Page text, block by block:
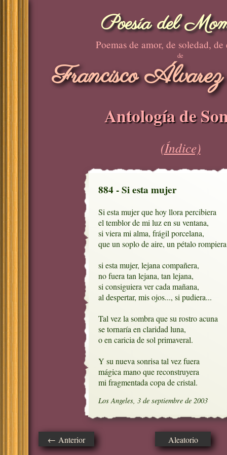
Poesía del
Poemas de amor, de soledad, de
de
Francisco
Antología de
(Índice)
884 - Si esta mujer
Si esta mujer que hoy llora percibiera
el temblor de mi luz en su ventana,
si viera mi alma, frágil porcelana,
que un soplo de aire, un pétalo
si esta mujer, lejana compañera,
no fuera tan lejana, tan lejana,
si consiguiera ver cada mañana,
al despertar, mis ojos..., si pudiera...
Tal vez la sombra que su rostro acuna
se tornaría en claridad luna,
o en caricia de sol primaveral.
Y su nueva sonrisa tal vez fuera
mágica mano que reconstruyera
mi fragmentada copa de cristal.
Los Angeles, 3 de septiembre de 2003
← Anterior Aleatorio